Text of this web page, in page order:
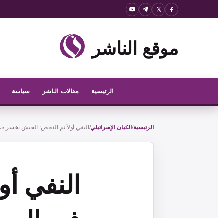
موقع الناشر
الرئيسية مقالات الناشر سياسة
الرئيسية/ الكيان الإسرائيلي/ النفي أولاً ثم الفحص: الجيش يخسر
النفي